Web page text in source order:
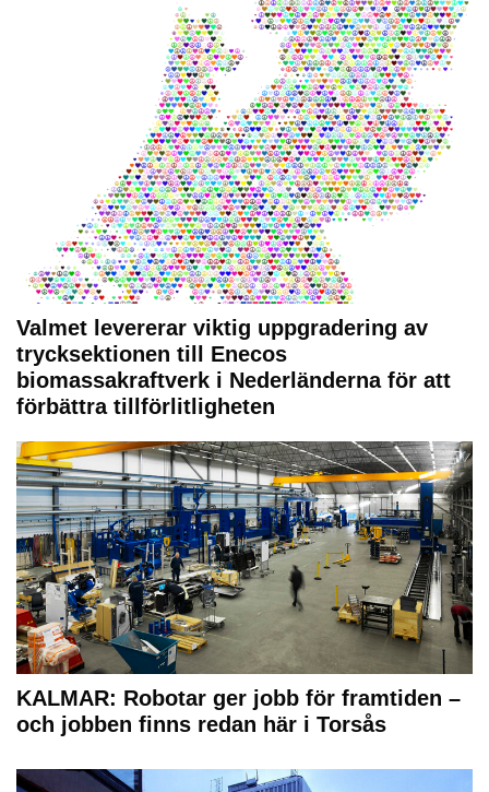
Valmet levererar viktig uppgradering av
trycksektionen till Enecos
biomassakraftverk i Nederländerna för att
förbättra tillförlitligheten
KALMAR: Robotar ger jobb för framtiden –
och jobben finns redan här i Torsås